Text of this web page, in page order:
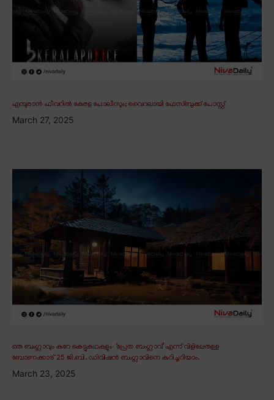
എമ്പുരാൻ ഫീവറിൽ കേരള പോലീസും; വൈറലായി ഫേസ്ബുക്ക് പോസ്റ്റ്
March 27, 2025
ഒരു ബംഗ്ലാവും കുറേ കെട്ടുകഥകളും∙ ‘പ്രേത ബംഗ്ലാവ്’ എന്ന് വിളിപ്പേരുള്ള
ബോണക്കാട് 25 ജി.ബി. ഡിവിഷൻ ബംഗ്ലാവിനെ കുറിച്ചറിയാം.
March 23, 2025